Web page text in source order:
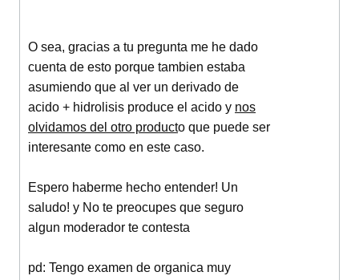
O sea, gracias a tu pregunta me he dado
cuenta de esto porque tambien estaba
asumiendo que al ver un derivado de
acido + hidrolisis produce el acido y nos
olvidamos del otro producto que puede ser
interesante como en este caso.
Espero haberme hecho entender! Un
saludo! y No te preocupes que seguro
algun moderador te contesta
pd: Tengo examen de organica muy